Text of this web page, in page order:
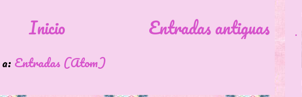
Entradas antiguas
Inicio
Entradas (Atom)